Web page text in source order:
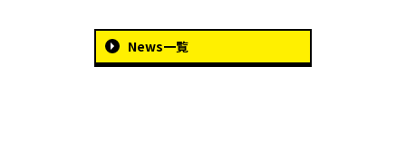
News一覧